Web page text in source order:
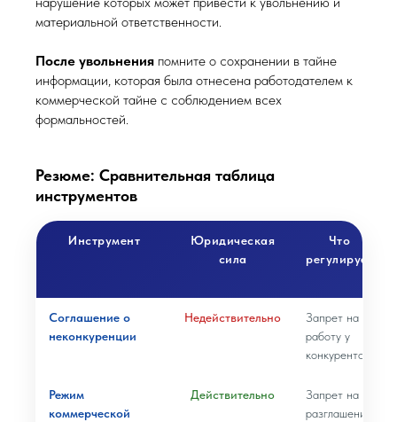
материальной ответственности.
После увольнения помните о сохранении в тайне
информации, которая была отнесена работодателем к
коммерческой тайне с соблюдением всех
формальностей.
Резюме: Сравнительная таблица
инструментов
Инструмент
Юридическая
сила
Что
регулирует
Соглашение о
неконкуренции
Недействительно
Запрет на
работу у
конкурентов
Режим
коммерческой
Действительно
Запрет на
разглашение